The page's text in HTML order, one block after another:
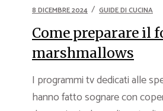
8 DICEMBRE 2024 GUIDE DI CUCINA
Come preparare il
marshmallows
I programmi tv dedicati alle
hanno fatto sognare con